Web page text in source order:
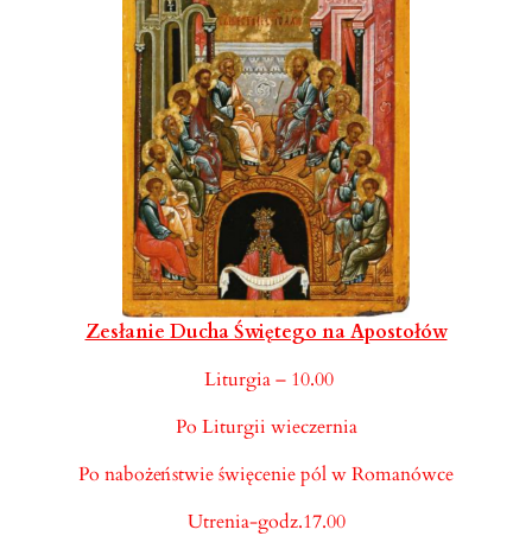
Zesłanie Ducha Świętego na Apostołów
Liturgia – 10.00
Po Liturgii wieczernia
Po nabożeństwie święcenie pól w Romanówce
Utrenia-godz.17.00